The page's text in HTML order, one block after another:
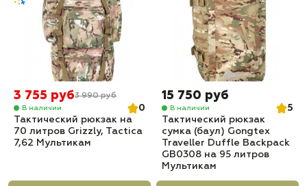
3 755 руб3 990 руб
В наличии
0
Тактический рюкзак на
70 литров Grizzly, Tactica
7,62 Мультикам
15 750 руб
В наличии
5
Тактический рюкзак
сумка (баул) Gongtex
Traveller Duffle Backpack
GB0308 на 95 литров
Мультикам